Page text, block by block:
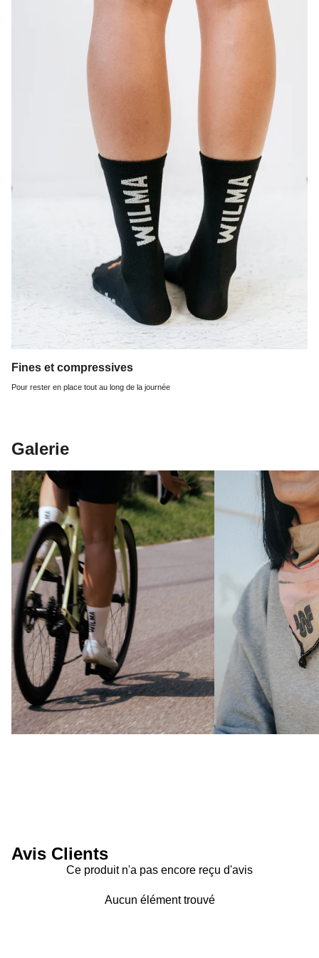
Fines et compressives
Pour rester en place tout au long de la journée
Galerie
Avis Clients
Ce produit n'a pas encore reçu d'avis
Aucun élément trouvé